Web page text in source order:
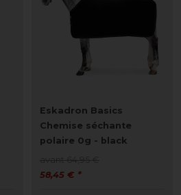
Eskadron Basics
Chemise séchante
polaire 0g - black
58,45 € *